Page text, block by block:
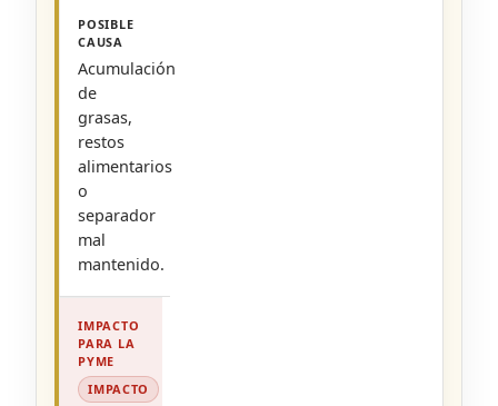
Acumulación
de
grasas,
restos
alimentarios
o
separador
mal
mantenido.
IMPACTO